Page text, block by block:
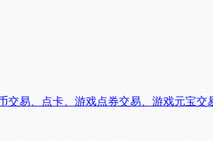
易、点卡、游戏点券交易、游戏元宝